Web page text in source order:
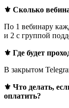
⚜️ Сколько
По 1 вебинару
и 2 с группой
⚜️ Где будет
В закрытом
⚜️ Что делать,
оплатить?